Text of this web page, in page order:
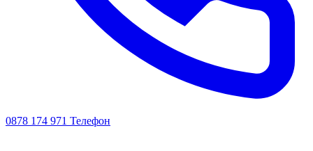
0878 174 971 Телефон